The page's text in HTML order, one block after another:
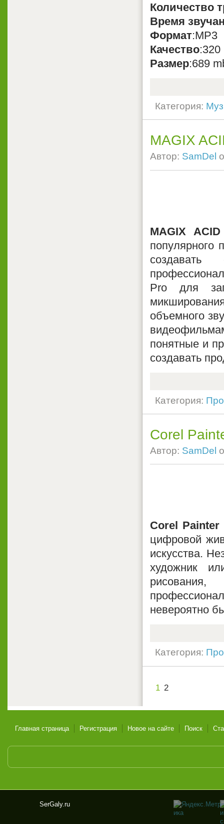
Количество
Время
Формат:MP3
Качество:320
Размер:689
Категория:
MAGIX
Автор: SamDel
MAGIX
популярного
создавать
Pro для
объемного
понятные и
создавать
Категория:
Corel
Автор: SamDel
Corel Painter
цифровой
искусства.
художник
невероятно
Категория:
1 2
Главная страница Регистрация Новое на сайте Поиск
SerGaly.ru